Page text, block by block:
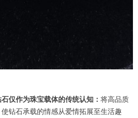
仅作为珠宝载体的传统认知： 将高品质
钻石承载的情感从爱情拓展至生活趣